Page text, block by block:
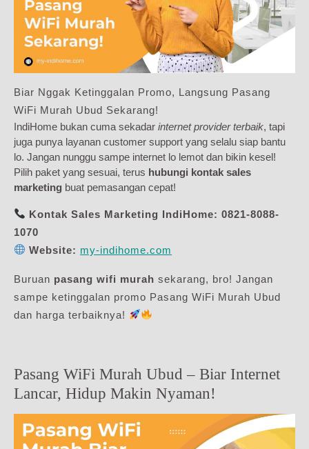
Biar Nggak Ketinggalan Promo, Langsung Pasang
WiFi Murah Ubud Sekarang!
IndiHome bukan cuma sekadar internet provider terbaik, tapi
juga punya layanan customer support yang selalu siap bantu
lo. Jangan nunggu sampe internet lo lemot dan bikin kesel!
Pilih paket yang sesuai, terus hubungi kontak sales
marketing buat pemasangan cepat!
Kontak Sales Marketing IndiHome: 0821-8088-
1070
Website: my-indihome.com
Buruan pasang wifi murah sekarang, bro! Jangan
sampe ketinggalan promo Pasang WiFi Murah Ubud
dan harga terbaiknya!
Pasang WiFi Murah Ubud – Biar Internet
Lancar, Hidup Makin Nyaman!